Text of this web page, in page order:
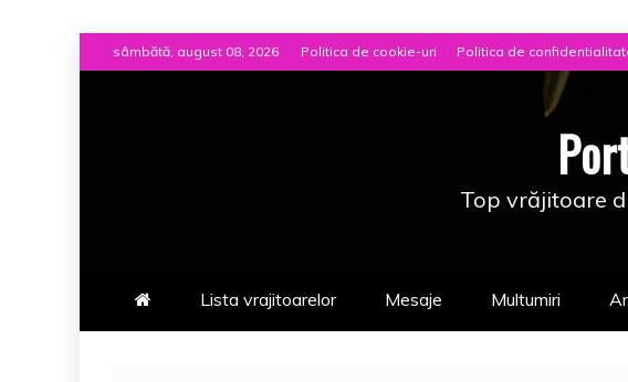
to
sâmbătă, august 08, 2026 Politica de cookie-uri Politica de
Top vrăjitoare
Lista vrajitoarelor Mesaje Multumiri